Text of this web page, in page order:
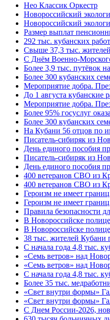
Нео Классик Оркестр
Новороссийский
Новороссийский
Размер выплат
292 тыс. кубанских
Свыше 37,3 тыс.
C Днём Военно-
Более 3,9 тыс. путёвок
Более 300 кубанских
Мероприятие добра.
До 1 августа кубанские
Мероприятие добра.
Более 95% госуслуг
Более 300 кубанских
На Кубани 56 отцов по
Писатель-сибиряк из
День единого пособия
Писатель-сибиряк из
День единого пособия
400 ветеранов СВО из
400 ветеранов СВО из
Героизм не имеет
Героизм не имеет
Правила безопасности
В Новороссийске
В Новороссийске
38 тыс. жителей Кубани
С начала года 4,8 тыс.
«Семь ветров» над
«Семь ветров» над
С начала года 4,8 тыс.
Более 35 тыс.
«Свет внутри формы»
«Свет внутри формы»
C Днем России-2026,